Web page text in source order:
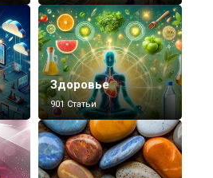
Здоровье
901 Статьи